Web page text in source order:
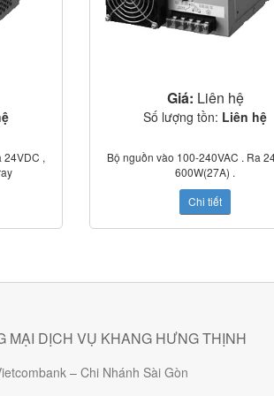
24VDC ,
Giá: Liên hệ
Số lượng tồn: Liên hệ
Bộ nguồn vào 100-240VAC . Ra
600W(27A) .
Chi tiết
MẠI DỊCH VỤ KHANG HƯNG THỊNH
– Chi Nhánh Sài Gòn